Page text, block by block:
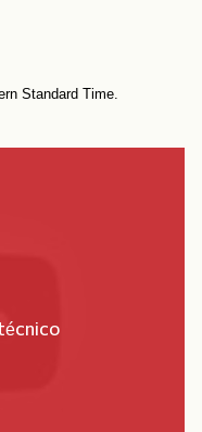
Standard Time.